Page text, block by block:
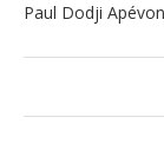
Paul Dodji